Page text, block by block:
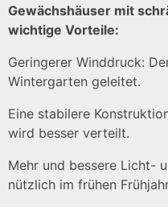
Gewächshäuser mit
wichtige Vorteile:
Geringerer Winddruck:
Wintergarten geleitet.
Eine stabilere
wird besser verteilt.
Mehr und bessere Licht-
nützlich im frühen